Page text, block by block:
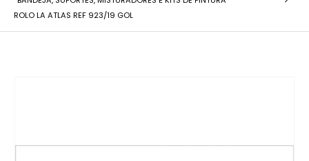
ROLO LA ATLAS REF 923/19 GOL